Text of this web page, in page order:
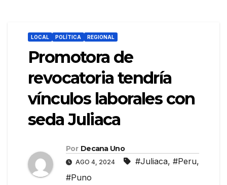
LOCAL POLÍTICA REGIONAL
Promotora de
revocatoria tendría
vínculos laborales con
seda Juliaca
Por Decana Uno
AGO 4, 2024 #Juliaca, #Peru,
#Puno